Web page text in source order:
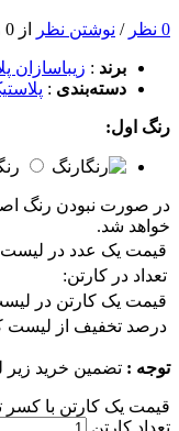
0 نظر / نوشتن نظر از 0 رای
برند : زیباسازان
دسته‌بندی :
رنگ اول:
در صورت نبودن رنگ
خواهد شد.
قیمت یک عدد در لیست
تعداد در کارتن:
قیمت یک کارتن در
درصد تخفیف از لیست
توجه : تضمین خرید زیر
قیمت یک کارتن با کسر
تعداد کارتن